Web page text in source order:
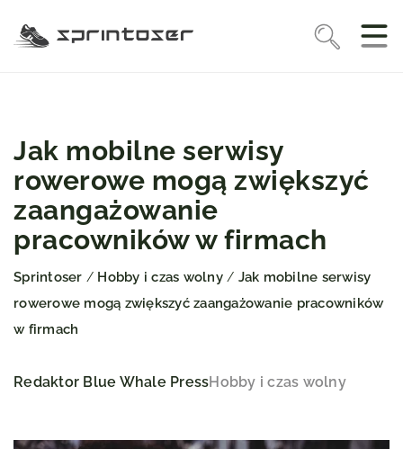
Jak mobilne serwisy
rowerowe mogą zwiększyć
zaangażowanie
pracowników w firmach
Sprintoser / Hobby i czas wolny/ Jak mobilne serwisy
rowerowe mogą zwiększyć zaangażowanie pracowników
w firmach
Redaktor Blue Whale PressHobby i czas wolny